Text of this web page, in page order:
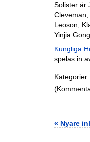
Solister är
Cleveman,
Leoson,
Yinjia
Kungliga
spelas in
Kategorier:
« Nyare